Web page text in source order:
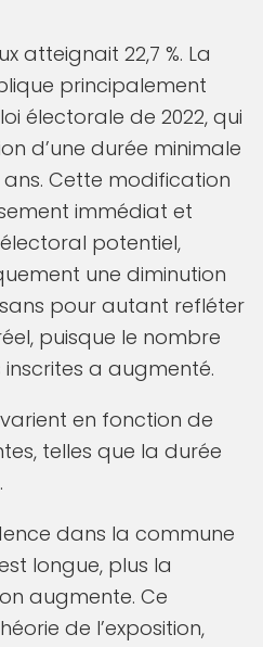
atteignait 22,7 %. La
principalement
électorale de 2022, qui
d’une durée minimale
Cette modification
immédiat et
potentiel,
une diminution
pour autant refléter
puisque le nombre
a augmenté.
en fonction de
telles que la durée
dans la commune
longue, plus la
augmente. Ce
de l’exposition,